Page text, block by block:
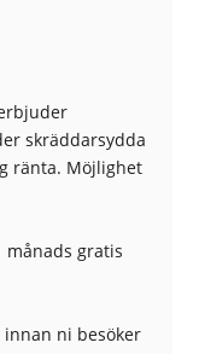
lastutrymme
stoppfunktion
(fram)
skräddarsydda
ränta. Möjlighet
månads gratis
ni besöker